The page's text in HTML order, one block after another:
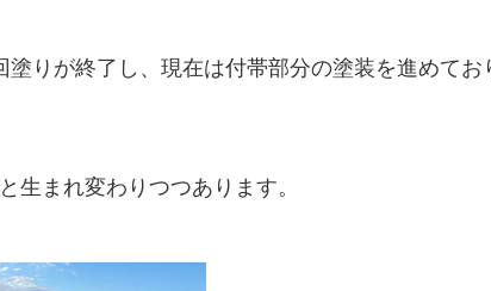
塗りが終了し、現在は付帯部分の塗装を進めてお
生まれ変わりつつあります。